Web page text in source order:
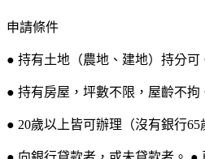
申請條件
● 持有土地（農地、建地）持分可
● 持有房屋，坪數不限，屋齡不拘
● 20歲以上皆可辦理（沒有銀行